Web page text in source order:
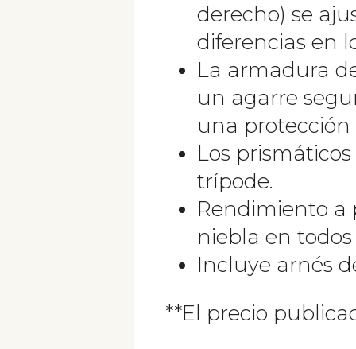
derecho) se
diferencias en
La armadura
un agarre
una protección
Los
trípode.
Rendimiento a
niebla en
Incluye arnés
**El precio